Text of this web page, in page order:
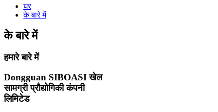
घर
के बारे में
के बारे में
हमारे बारे में
Dongguan SIBOASI खेल
सामग्री प्रौद्योगिकी कंपनी
लिमिटेड